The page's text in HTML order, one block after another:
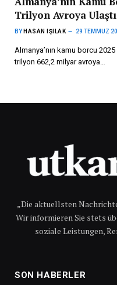
Trilyon Avroya Ulaştı
BY HASAN IŞILAK 29 TEMMUZ
Almanya’nın kamu borcu
trilyon 662,2 milyar avroya…
„Die aktuellsten
Wir informieren Sie stets
soziale Leistungen,
SON HABERLER